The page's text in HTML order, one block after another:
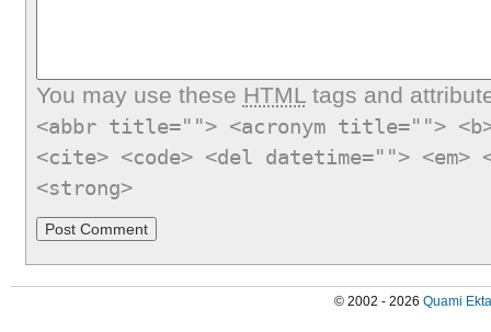
You may use these HTMLtags and
<abbr title=""> <acronym title="">
<cite> <code> <del datetime="">
<strong>
© 2002 - 2026 Quami